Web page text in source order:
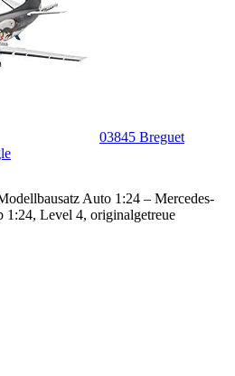
03845 Breguet
Auto 1:24 – Mercedes-
Level 4, originalgetreue